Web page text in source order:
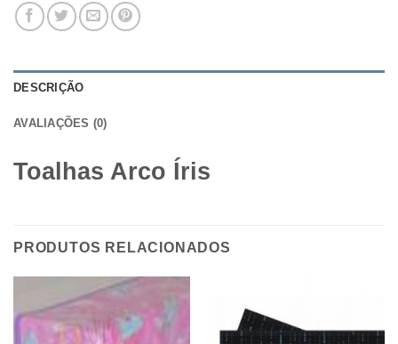
DESCRIÇÃO
AVALIAÇÕES (0)
Toalhas Arco Íris
PRODUTOS RELACIONADOS